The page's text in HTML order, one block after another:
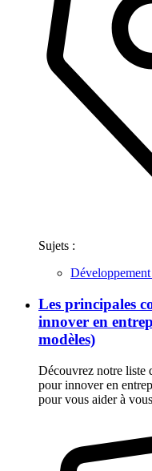
Sujets :
Les principales
innover en
modèles)
Découvrez notre liste
pour innover en
pour vous aider à